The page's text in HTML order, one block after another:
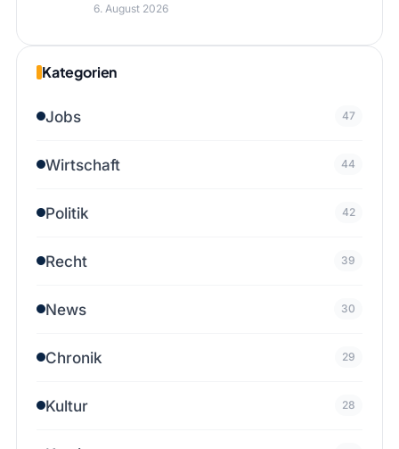
6. August 2026
Kategorien
Jobs 47
Wirtschaft 44
Politik 42
Recht 39
News 30
Chronik 29
Kultur 28